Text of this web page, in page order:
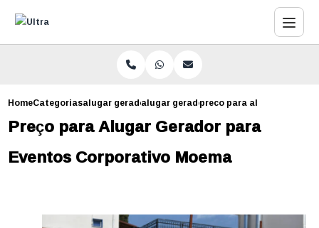
HomeCategoriasalugar geradoresalugar gerador para casamento
preco para alugar
Preço para Alugar Gerador para
Eventos Corporativo Moema